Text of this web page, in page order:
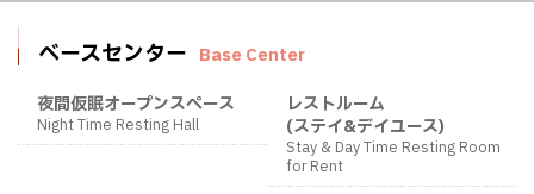
ベースセンター Base Center
夜間仮眠オープンスペース
Night Time Resting Hall
レストルーム
(ステイ&デイユース)
Stay & Day Time Resting Room
for Rent